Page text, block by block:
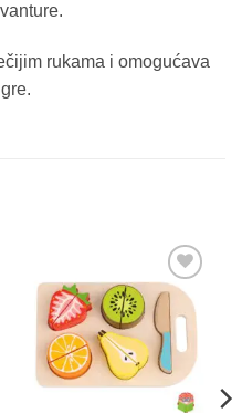
rukama i omogućava
Sačuvaj
proizvod